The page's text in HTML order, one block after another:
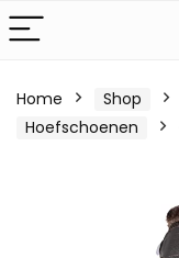
Home Shop
Hoefschoenen